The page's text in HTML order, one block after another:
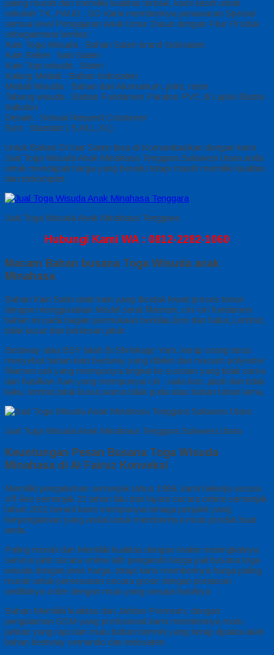
paling murah dan memiliki kualitas terbaik, kami kasih untuk
sekolah TK, PAUD , SD Kami memberinya penawaran Special
semua level Pengajaran Anak Umur Dasar dengan Fitur Produk
sebagaimana berikut :
Kain Toga Wisuda : Bahan Saten brand Indosaten
Kain Sleber : kain Saten
Kain Topi wisuda : Saten
Kalung Medali : Bahan Indosaten
Medali Wisuda : Bahan dari Alumunium, print, resin
Tabung wisuda : Bahan Fundamen Paralon PVC di Lapisi Bludru
Kabulon
Desain : Sesuai Request Costumer
Size : Standart ( S,M,L,XL)
Untuk Bahan DI luar Saten bisa di Komunikasikan dengan kami
Jual Toga Wisuda Anak Minahasa Tenggara Sulawesi Utara anda
untuk mendapati harga yang beradu tetapi masih memiliki kualitas
dan terkomplet.
Jual Toga Wisuda Anak Minahasa Tenggara
Hubungi Kami WA : 0812-2282-1060
Macam Bahan busana Toga Wisuda anak
Minahasa
Bahan Kain Satin ialah kain yang dicetak lewat proses tenun
dengan menggunakan Model serat filament, ciri-ciri fundamen
bahan ini pada bagian permukaan berkilau,licin dan halus,Lembut,
tidak kusut dan berkesan jatuh
Bestway atau BSY ialah Bi Shrinkage Yarn, kerap orang terus
menyebut bahan kain bestway yang dibikin dari macam polyester
fiilamen asli yang mempunyai tingkat ke susutan yang tidak sama
dan hasilkan Kain yang mempunyai ciri : rada licin, jatuh dan tidak
kaku, lembut,tidak kusut,warna tidak puda atau bahan tahan lama,
Jual Toga Wisuda Anak Minahasa Tenggara Sulawesi Utara
Keuntungan Pesan Busana Toga Wisuda
Minahasa di Al Fairuz Konveksi
Memiliki pengalaman semenjak tahun 1999, kami bekerja secara
off-line semenjak 21 tahun lalu dan layani secara online semenjak
tahun 2011 berarti kami mempunyai tenaga penjahit yang
berpenglaman yang andal untuk memberinya mutu produk buat
anda.
Paling murah dan Memiliki kualitas dengan makin meningkatnya
service jahit secara online talh pengaruhi harga jual busana toga
wisuda dengan jenis harga, tetapi kami memberinya harga paling
murah untuk pemesanan secara grosir dengan peraturan
sedikitnya order dengan mutu yang serupa hasilnya
Bahan Memiliki kualitas dan Jahitan Premium, dengan
pengalaman SDM yang profesional kami memberinya mutu
jahitan yang rapi dan mutu bahan bermrk yang kerap dipakai ialah
bahan bestway vernando dan indosaten.